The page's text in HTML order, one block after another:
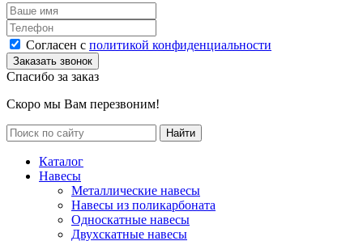
Согласен с политикой конфиденциальности
Спасибо за заказ
Скоро мы Вам перезвоним!
Каталог
Навесы
Металлические навесы
Навесы из поликарбоната
Односкатные навесы
Двухскатные навесы